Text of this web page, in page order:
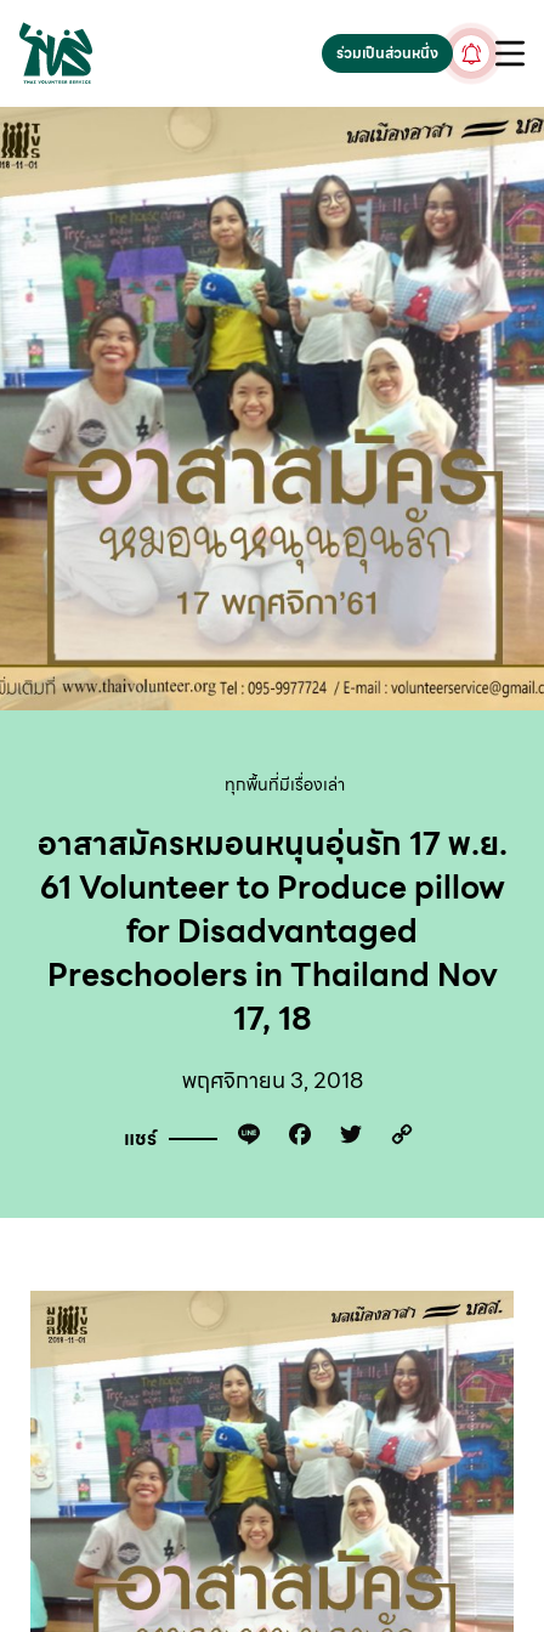
gv-5iuoxpem74qfjw.dv.googlehosted.com
ร่วมเป็นส่วนหนึ่ง
ทุกพื้นที่มีเรื่องเล่า
อาสาสมัครหมอนหนุนอุ่นรัก 17 พ.ย.
61 Volunteer to Produce pillow
for Disadvantaged
Preschoolers in Thailand Nov
17, 18
พฤศจิกายน 3, 2018
แชร์ Line Facebook
Twitter